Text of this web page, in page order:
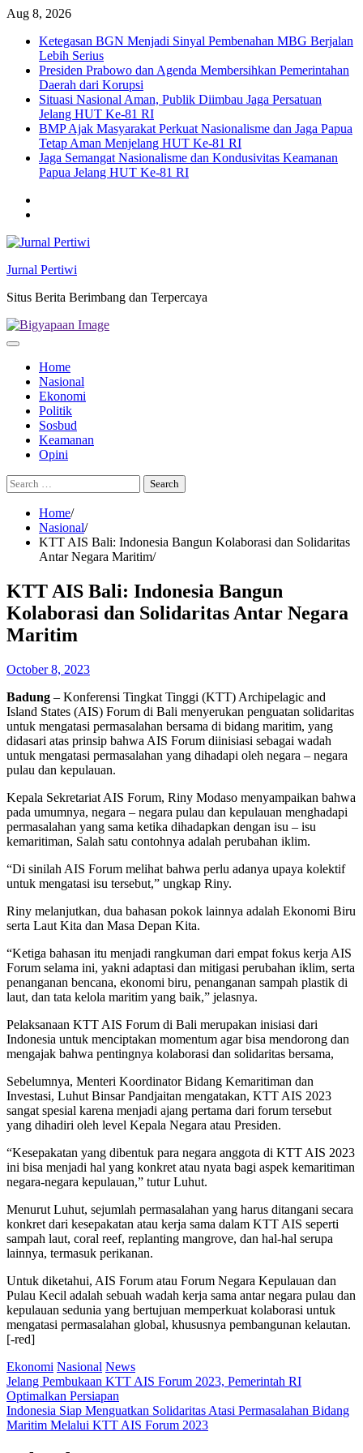
Skip
content
Aug 8, 2026
Ketegasan BGN Menjadi Sinyal Pembenahan MBG Berjalan
Lebih Serius
Presiden Prabowo dan Agenda Membersihkan Pemerintahan
Daerah dari Korupsi
Situasi Nasional Aman, Publik Diimbau Jaga Persatuan
Jelang HUT Ke-81 RI
BMP Ajak Masyarakat Perkuat Nasionalisme dan Jaga Papua
Tetap Aman Menjelang HUT Ke-81 RI
Jaga Semangat Nasionalisme dan Kondusivitas Keamanan
Papua Jelang HUT Ke-81 RI
Jurnal Pertiwi
Situs Berita Berimbang dan Terpercaya
Home
Nasional
Ekonomi
Politik
Sosbud
Keamanan
Opini
Search
for:
Home
Nasional
KTT AIS Bali: Indonesia Bangun Kolaborasi dan Solidaritas
Antar Negara Maritim
KTT AIS Bali: Indonesia Bangun
Kolaborasi dan Solidaritas Antar Negara
Maritim
October 8, 2023
Badung – Konferensi Tingkat Tinggi (KTT) Archipelagic and
Island States (AIS) Forum di Bali menyerukan penguatan solidaritas
untuk mengatasi permasalahan bersama di bidang maritim, yang
didasari atas prinsip bahwa AIS Forum diinisiasi sebagai wadah
untuk mengatasi permasalahan yang dihadapi oleh negara – negara
pulau dan kepulauan.
Kepala Sekretariat AIS Forum, Riny Modaso menyampaikan bahwa
pada umumnya, negara – negara pulau dan kepulauan menghadapi
permasalahan yang sama ketika dihadapkan dengan isu – isu
kemaritiman, Salah satu contohnya adalah perubahan iklim.
“Di sinilah AIS Forum melihat bahwa perlu adanya upaya kolektif
untuk mengatasi isu tersebut,” ungkap Riny.
Riny melanjutkan, dua bahasan pokok lainnya adalah Ekonomi Biru
serta Laut Kita dan Masa Depan Kita.
“Ketiga bahasan itu menjadi rangkuman dari empat fokus kerja AIS
Forum selama ini, yakni adaptasi dan mitigasi perubahan iklim, serta
penanganan bencana, ekonomi biru, penanganan sampah plastik di
laut, dan tata kelola maritim yang baik,” jelasnya.
Pelaksanaan KTT AIS Forum di Bali merupakan inisiasi dari
Indonesia untuk menciptakan momentum agar bisa mendorong dan
mengajak bahwa pentingnya kolaborasi dan solidaritas bersama,
Sebelumnya, Menteri Koordinator Bidang Kemaritiman dan
Investasi, Luhut Binsar Pandjaitan mengatakan, KTT AIS 2023
sangat spesial karena menjadi ajang pertama dari forum tersebut
yang dihadiri oleh level Kepala Negara atau Presiden.
“Kesepakatan yang dibentuk para negara anggota di KTT AIS 2023
ini bisa menjadi hal yang konkret atau nyata bagi aspek kemaritiman
negara-negara kepulauan,” tutur Luhut.
Menurut Luhut, sejumlah permasalahan yang harus ditangani secara
konkret dari kesepakatan atau kerja sama dalam KTT AIS seperti
sampah laut, coral reef, replanting mangrove, dan hal-hal serupa
lainnya, termasuk perikanan.
Untuk diketahui, AIS Forum atau Forum Negara Kepulauan dan
Pulau Kecil adalah sebuah wadah kerja sama antar negara pulau dan
kepulauan sedunia yang bertujuan memperkuat kolaborasi untuk
mengatasi permasalahan global, khususnya pembangunan kelautan.
[-red]
Ekonomi Nasional News
Post
navigation
Jelang Pembukaan KTT AIS Forum 2023, Pemerintah RI
Optimalkan Persiapan
Indonesia Siap Menguatkan Solidaritas Atasi Permasalahan Bidang
Maritim Melalui KTT AIS Forum 2023